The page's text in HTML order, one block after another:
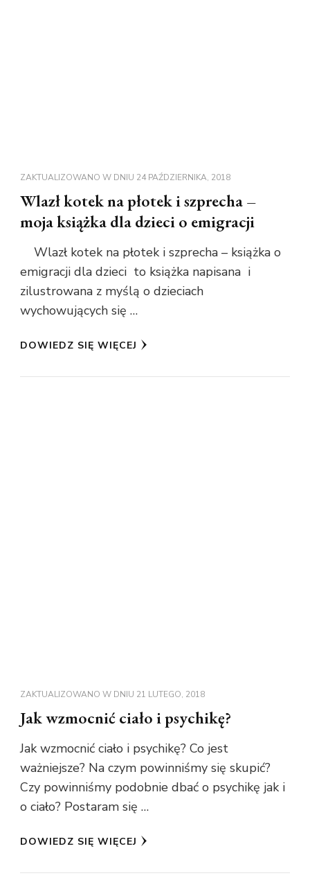
ZAKTUALIZOWANO W DNIU 24 PAŹDZIERNIKA, 2018
Wlazł kotek na płotek i szprecha –
moja książka dla dzieci o emigracji
Wlazł kotek na płotek i szprecha – książka o
emigracji dla dzieci to książka napisana i
zilustrowana z myślą o dzieciach
wychowujących się …
DOWIEDZ SIĘ WIĘCEJ
ZAKTUALIZOWANO W DNIU 21 LUTEGO, 2018
Jak wzmocnić ciało i psychikę?
Jak wzmocnić ciało i psychikę? Co jest
ważniejsze? Na czym powinniśmy się skupić?
Czy powinniśmy podobnie dbać o psychikę jak i
o ciało? Postaram się …
DOWIEDZ SIĘ WIĘCEJ